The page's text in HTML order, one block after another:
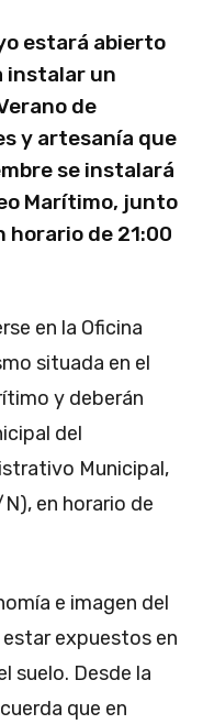
estará abierto
instalar un
de
y artesanía que
se instalará
Marítimo, junto
horario de 21:00
en la Oficina
situada en el
y deberán
del
Municipal,
en horario de
e imagen del
expuestos en
suelo. Desde la
que en